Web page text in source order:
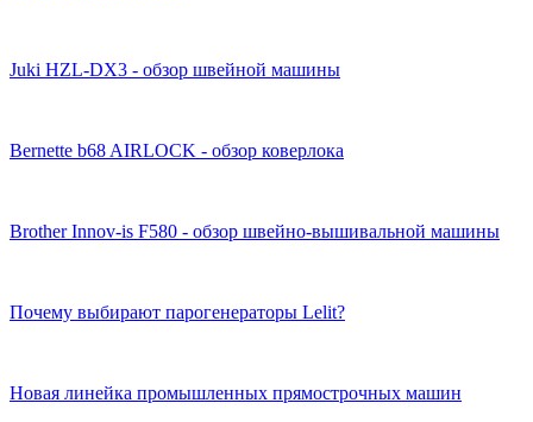
Juki HZL-DX3 - обзор швейной машины
Bernette b68 AIRLOCK - обзор коверлока
Brother Innov-is F580 - обзор швейно-вышивальной машины
Почему выбирают парогенераторы Lelit?
Новая линейка промышленных прямострочных машин